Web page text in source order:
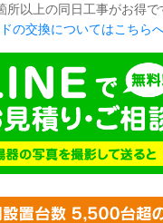
所以上の同日工事がお得で
の交換についてはこちら